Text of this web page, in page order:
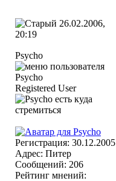
26.02.2006,
20:19
Psycho
Registered User
Регистрация: 30.12.2005
Адрес: Питер
Сообщений: 206
Рейтинг мнений: